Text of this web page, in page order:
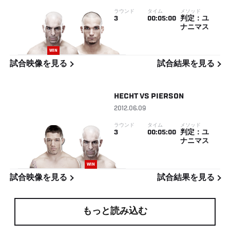
WIN
ラウンド
3
タイム
00:05:00
メソッド
判定：ユ
ナニマス
試合映像を見る 試合結果を見る
WIN
HECHTVS PIERSON
2012.06.09
ラウンド
3
タイム
00:05:00
メソッド
判定：ユ
ナニマス
試合映像を見る 試合結果を見る
もっと読み込む